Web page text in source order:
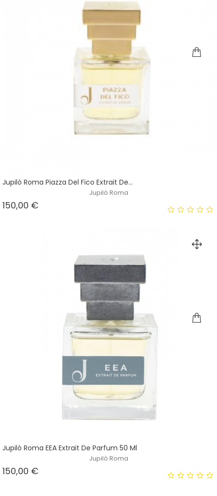
Jupilò Roma Piazza Del Fico Extrait De...
Jupilò Roma
150,00 €Prezzo
Jupilò Roma EEA Extrait De Parfum 50 Ml
Jupilò Roma
150,00 €Prezzo